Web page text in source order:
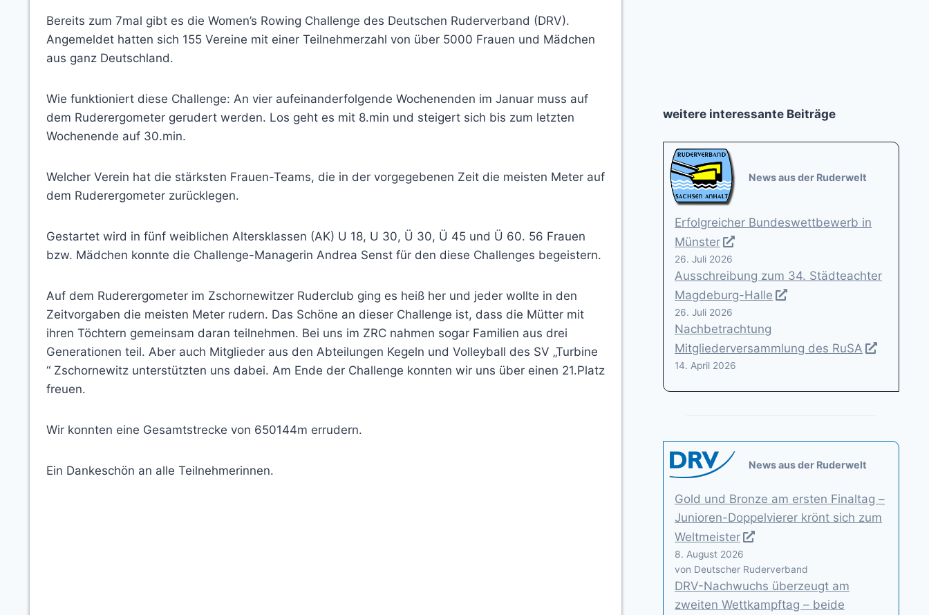
Bereits zum 7mal gibt es die Women’s Rowing Challenge des Deutschen Ruderverband (DRV).
Angemeldet hatten sich 155 Vereine mit einer Teilnehmerzahl von über 5000 Frauen und Mädchen
aus ganz Deutschland.
Wie funktioniert diese Challenge: An vier aufeinanderfolgende Wochenenden im Januar muss auf
dem Ruderergometer gerudert werden. Los geht es mit 8.min und steigert sich bis zum letzten
Wochenende auf 30.min.
Welcher Verein hat die stärksten Frauen-Teams, die in der vorgegebenen Zeit die meisten Meter auf
dem Ruderergometer zurücklegen.
Gestartet wird in fünf weiblichen Altersklassen (AK) U 18, U 30, Ü 30, Ü 45 und Ü 60. 56 Frauen
bzw. Mädchen konnte die Challenge-Managerin Andrea Senst für den diese Challenges begeistern.
Auf dem Ruderergometer im Zschornewitzer Ruderclub ging es heiß her und jeder wollte in den
Zeitvorgaben die meisten Meter rudern. Das Schöne an dieser Challenge ist, dass die Mütter mit
ihren Töchtern gemeinsam daran teilnehmen. Bei uns im ZRC nahmen sogar Familien aus drei
Generationen teil. Aber auch Mitglieder aus den Abteilungen Kegeln und Volleyball des SV „Turbine
“ Zschornewitz unterstützten uns dabei. Am Ende der Challenge konnten wir uns über einen 21.Platz
freuen.
Wir konnten eine Gesamtstrecke von 650144m errudern.
Ein Dankeschön an alle Teilnehmerinnen.
weitere interessante Beiträge
News aus der Ruderwelt
Erfolgreicher Bundeswettbewerb in
Münster
26. Juli 2026
Ausschreibung zum 34. Städteachter
Magdeburg-Halle
26. Juli 2026
Nachbetrachtung
Mitgliederversammlung des RuSA
14. April 2026
News aus der Ruderwelt
Gold und Bronze am ersten Finaltag –
Junioren-Doppelvierer krönt sich zum
Weltmeister
8. August 2026
von Deutscher Ruderverband
DRV-Nachwuchs überzeugt am
zweiten Wettkampftag – beide